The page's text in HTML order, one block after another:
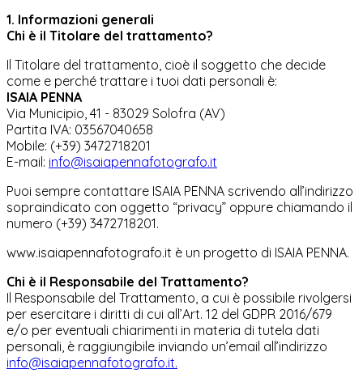
1. Informazioni generali
Chi è il Titolare del trattamento?
Il Titolare del trattamento, cioè il soggetto che decide
come e perché trattare i tuoi dati personali è:
ISAIA PENNA
Via Municipio, 41 - 83029 Solofra (AV)
Partita IVA: 03567040658
Mobile: (+39) 3472718201
E-mail: info@isaiapennafotografo.it
Puoi sempre contattare ISAIA PENNA scrivendo all’indirizzo
sopraindicato con oggetto “privacy” oppure chiamando il
numero (+39) 3472718201.
www.isaiapennafotografo.it è un progetto di ISAIA PENNA.
Chi è il Responsabile del Trattamento?
Il Responsabile del Trattamento, a cui è possibile rivolgersi
per esercitare i diritti di cui all’Art. 12 del GDPR 2016/679
e/o per eventuali chiarimenti in materia di tutela dati
personali, è raggiungibile inviando un’email all’indirizzo
info@isaiapennafotografo.it.